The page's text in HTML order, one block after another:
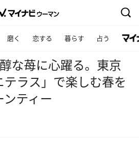
磨く 恋する 暮らす 占う
な苺に心躍る。東京
ラス」で楽しむ春を
ティー